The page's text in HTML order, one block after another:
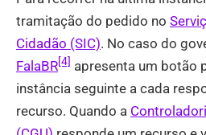
tramitação do pedido no
Cidadão (SIC). No caso do
FalaBR[4] apresenta um botão
instância seguinte a cada
recurso. Quando a